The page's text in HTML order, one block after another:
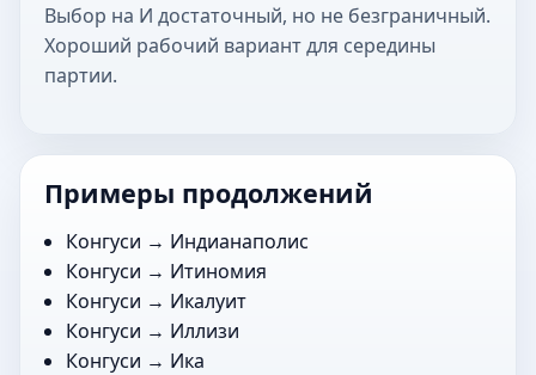
Выбор на И достаточный, но не безграничный.
Хороший рабочий вариант для середины
партии.
Примеры продолжений
Конгуси → Индианаполис
Конгуси → Итиномия
Конгуси → Икалуит
Конгуси → Иллизи
Конгуси → Ика